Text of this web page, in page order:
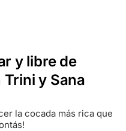
y libre de
y Sana
la cocada más rica que